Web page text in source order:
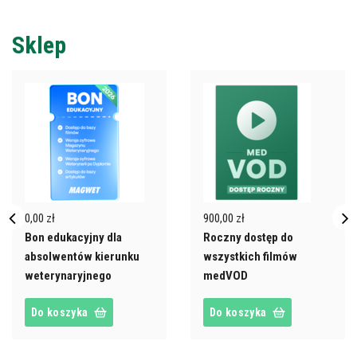
Sklep
0,00 zł
Bon edukacyjny dla
absolwentów kierunku
weterynaryjnego
Do koszyka
900,00 zł
Roczny dostęp do
wszystkich filmów
medVOD
Do koszyka